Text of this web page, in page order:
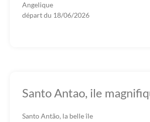
Angelique
départ du 18/06/2026
Santo Antao, ile
Santo Antão, la belle île